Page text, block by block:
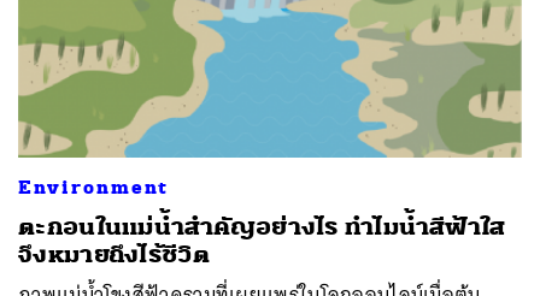
Environment
ตะกอนในแม่น้ำสำคัญอย่างไร ทำไมน้ำสีฟ้าใส
จึงหมายถึงไร้ชีวิต